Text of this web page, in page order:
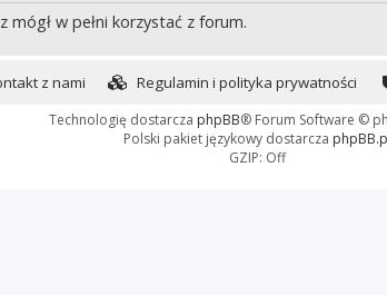
mógł w pełni korzystać z forum.
Regulamin i polityka prywatności
z nami
Technologię dostarcza phpBB® Forum Software ©
Polski pakiet językowy dostarcza
GZIP: Off